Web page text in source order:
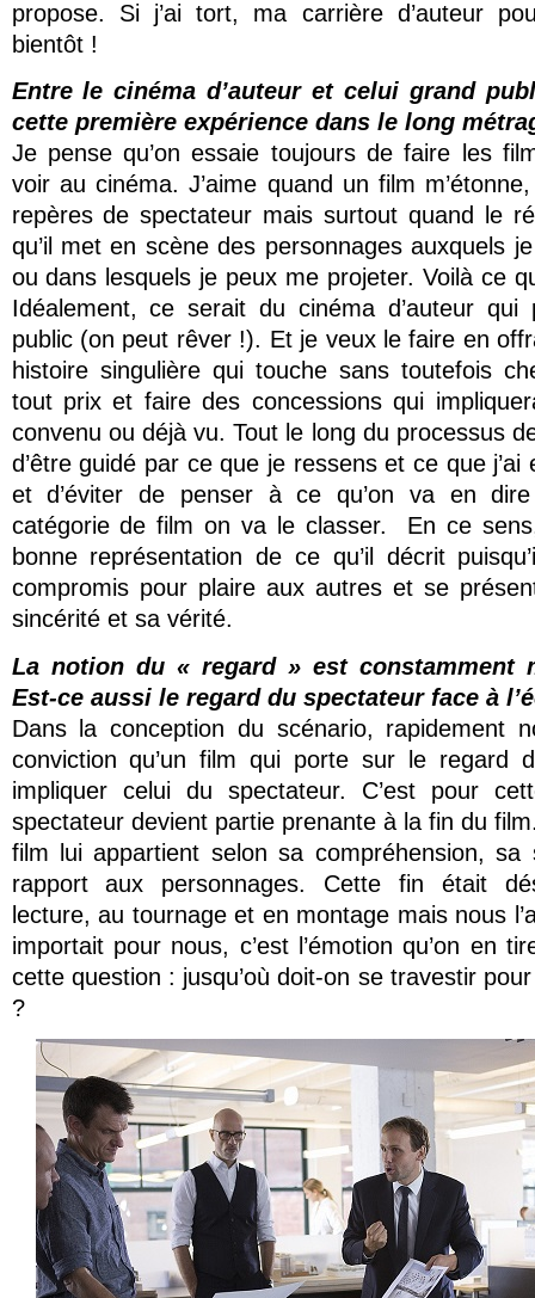
propose. Si j’ai tort, ma carrière d’auteur
bientôt !
Entre le cinéma d’auteur et celui grand
cette première expérience dans le long
Je pense qu’on essaie toujours de faire les
voir au cinéma. J’aime quand un film
repères de spectateur mais surtout quand le
qu’il met en scène des personnages auxquels
ou dans lesquels je peux me projeter. Voilà ce
Idéalement, ce serait du cinéma d’auteur
public (on peut rêver !). Et je veux le faire en
histoire singulière qui touche sans toutefois
tout prix et faire des concessions qui
convenu ou déjà vu. Tout le long du processus
d’être guidé par ce que je ressens et ce que j’ai
et d’éviter de penser à ce qu’on va en
catégorie de film on va le classer. En ce
bonne représentation de ce qu’il décrit
compromis pour plaire aux autres et se
sincérité et sa vérité.
La notion du « regard » est constamment
Est-ce aussi le regard du spectateur face à
Dans la conception du scénario, rapidement
conviction qu’un film qui porte sur le regard
impliquer celui du spectateur. C’est pour
spectateur devient partie prenante à la fin du
film lui appartient selon sa compréhension, sa
rapport aux personnages. Cette fin était
lecture, au tournage et en montage mais nous
importait pour nous, c’est l’émotion qu’on en
cette question : jusqu’où doit-on se travestir
?